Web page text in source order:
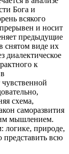
Бога и
всякого
и носит
предыдущие
снятом виде их
диалектическое
к
схема,
саморазвития
мышлением.
логике, природе,
представить всю